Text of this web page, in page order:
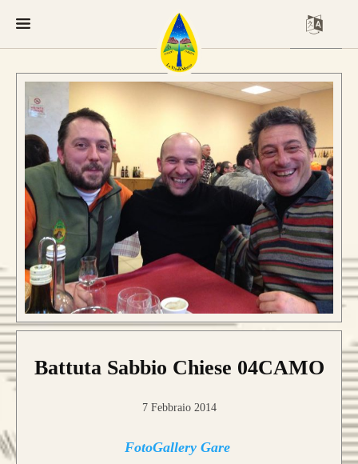
Battuta Sabbio Chiese 04CAMO
7 Febbraio 2014
FotoGallery Gare